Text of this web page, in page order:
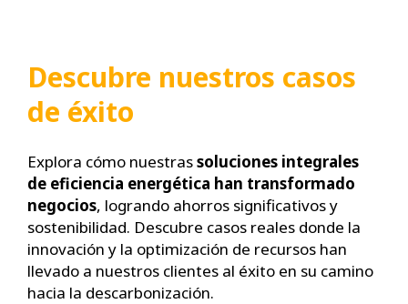
Descubre nuestros casos
de éxito
Explora cómo nuestrassoluciones integrales
de eficiencia energética han transformado
negocios, logrando ahorros significativos y
sostenibilidad. Descubre casos reales donde la
innovación y la optimización de recursos han
llevado a nuestros clientes al éxito en su camino
hacia la descarbonización.